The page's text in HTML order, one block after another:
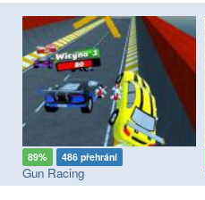
89% 486 přehrání
Gun Racing